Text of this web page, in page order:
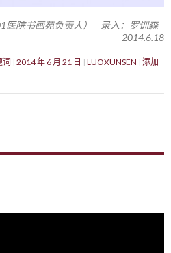
医院书画苑负责人） 录入：罗训森
2014.6.18
词 2014 年 6 月 21 日 LUOXUNSEN 添加